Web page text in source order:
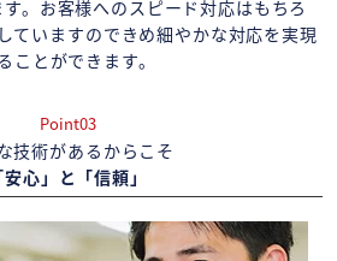
。お客様へのスピード対応はもちろ
ていますのできめ細やかな対応を実現
ことができます。
Point03
技術があるからこそ
安心」と「信頼」